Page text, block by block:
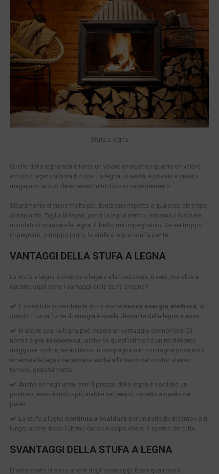
Stufa a legna
Quello della legna non è tanto un valore energetico quanto un valore
emotivo legato alla tradizione. La legna, in realtà, è poesia e questa
magia non la può dare nessun’altro tipo di riscaldamento.
Sicuramente ci vuole molta più dedizione rispetto a qualsiasi altro tipo
di impianto. Taglia la legna, porta la legna dentro, sistema il focolare,
ricordati di ricaricare la legna. È bello, ma impegnativo. Se sei troppo
impegnato, o troppo pigro, la stufa a legna non fa per te.
VANTAGGI DELLA STUFA A LEGNA
La stufa a legna è poetica e legata alla tradizione, è vero, ma oltre a
questo, quali sono i vantaggi della stufa a legna?
È possibile accendere la stufa anche senza energia elettrica, in
quanto l’unica fonte di energia è quella derivante dalla legna stessa.
In alcuni casi la legna può essere un vantaggio economico. Di
norma è più economica, anche se quest’ultimo ha un rendimento
maggiore. Inoltre, se abitiamo in campagna o in montagna possiamo
rimediare la legna necessaria anche all’interno del nostro stesso
terreno, gratuitamente.
Anche se negli ultimi anni il prezzo della legna è oscillato un
pochino, esso è molto più stabile nel tempo rispetto a quello del
pellet.
La stufa a legna continua a scaldare per un periodo di tempo più
lungo, anche dopo l’ultimo carico o dopo che si è spenta del tutto.
SVANTAGGI DELLA STUFA A LEGNA
D’altro canto ci sono anche degli svantaggi. Ecco quali sono: